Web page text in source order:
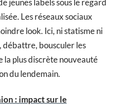
jeunes labels sous le regard
Les réseaux sociaux
look. Ici, ni statisme ni
bousculer les
la plus discrète nouveauté
du lendemain.
: impact sur le